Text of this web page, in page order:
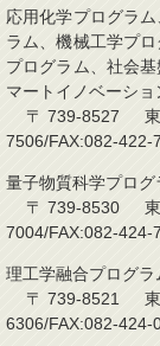
応用化学プログラ
ラム、機械工学プ
プログラム、社会
マートイノベーシ
〒739-8527
7506/FAX:082-422-
量子物質科学プログ
〒739-8530
7004/FAX:082-424-
理工学融合プログ
〒739-8521
6306/FAX:082-424-